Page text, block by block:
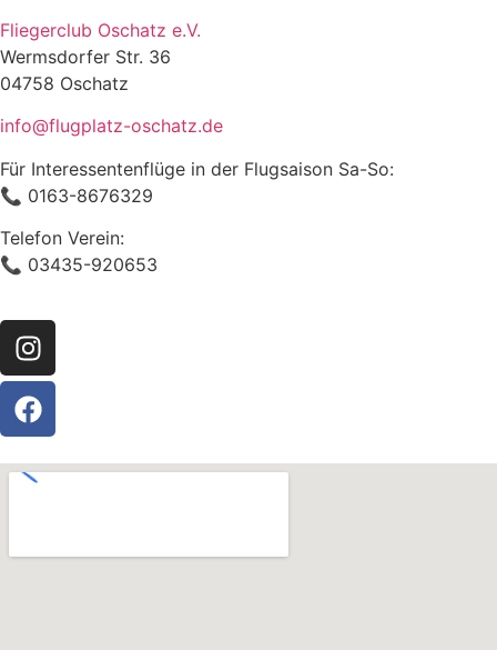
Fliegerclub Oschatz e.V.
Wermsdorfer Str. 36
04758 Oschatz
info@flugplatz-oschatz.de
Für Interessentenflüge in der Flugsaison Sa-So:
📞 0163-8676329
Telefon Verein:
📞 03435-920653